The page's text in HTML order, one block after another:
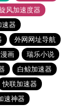
风加速度器
速器
外网网址导航
画
瑞乐小说
白鲸加速器
快联加速器
速神器